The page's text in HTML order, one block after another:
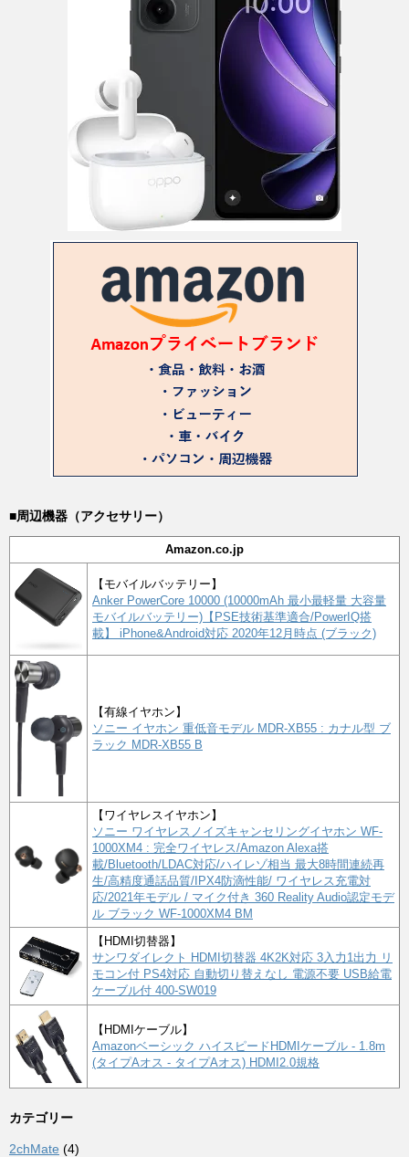
■周辺機器（アクセサリー）
Amazon.co.jp
【モバイルバッテリー】
Anker PowerCore 10000 (10000mAh 最小最軽量 大容量
モバイルバッテリー)【PSE技術基準適合/PowerIQ搭
載】 iPhone&Android対応 2020年12月時点 (ブラック)
【有線イヤホン】
ソニー イヤホン 重低音モデル MDR-XB55 : カナル型 ブ
ラック MDR-XB55 B
【ワイヤレスイヤホン】
ソニー ワイヤレスノイズキャンセリングイヤホン WF-
1000XM4 : 完全ワイヤレス/Amazon Alexa搭
載/Bluetooth/LDAC対応/ハイレゾ相当 最大8時間連続再
生/高精度通話品質/IPX4防滴性能/ ワイヤレス充電対
応/2021年モデル / マイク付き 360 Reality Audio認定モデ
ル ブラック WF-1000XM4 BM
【HDMI切替器】
サンワダイレクト HDMI切替器 4K2K対応 3入力1出力 リ
モコン付 PS4対応 自動切り替えなし 電源不要 USB給電
ケーブル付 400-SW019
【HDMIケーブル】
Amazonベーシック ハイスピードHDMIケーブル - 1.8m
(タイプAオス - タイプAオス) HDMI2.0規格
カテゴリー
2chMate (4)